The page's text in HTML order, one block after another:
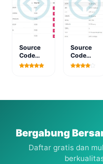
Source
Code
Aplikasi
Codeigniter
Source
Code
Aplikasi
Berbasis
Bergabung
Daftar gratis dan